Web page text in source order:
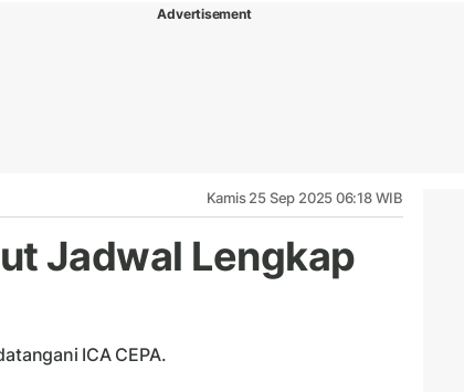
Advertisement
Kamis 25 Sep 2025 06:18 WIB
Jadwal Lengkap
ICA CEPA.